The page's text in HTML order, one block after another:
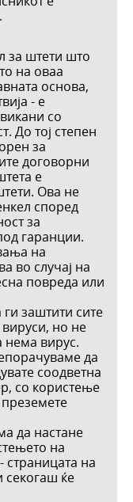
за штети што
на оваа
основа,
- е
со
До тој степен
за
договорни
е
Ова не
според
за
гаранции.
на
во случај на
повреда или
заштити сите
но не
нема вирус.
да
соодветна
со користење
да настане
на
страницата на
секогаш ќе